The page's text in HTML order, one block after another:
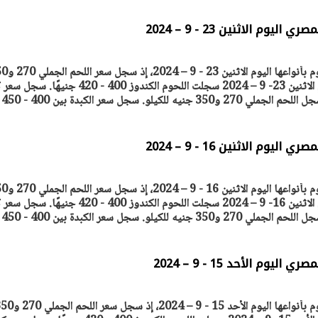
الاثنين 23 - 9 – 2024
ترصد "أصول مصر" أسعار
جنيه للكيلو. أسعار اللحوم اليوم الاثنين 23- 9 – 2024 سجلت اللحوم الكندوز 400 -
الاثنين 16 - 9 – 2024
ترصد "أصول مصر" أسعار
جنيه للكيلو. أسعار اللحوم اليوم الاثنين 16- 9 – 2024 سجلت اللحوم الكندوز 400 -
الأحد 15 - 9 – 2024
ترصد "أصول مصر" أسعار اللحوم بأنواعها اليوم الأحد 15
افتتاح «إيجبس 2026» بحضور دولي
مصر تعزز مكانتها
إقليميًّا للطاقة
وزيرة الإسكان تكشف عن تصور
لطرح عدد كبير من الوحدات
بنظام الإيجار